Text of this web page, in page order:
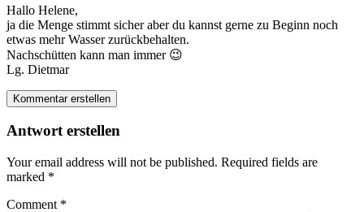
Hallo Helene,
ja die Menge stimmt sicher aber du kannst gerne zu Beginn noch
etwas mehr Wasser zurückbehalten.
Nachschütten kann man immer 😉
Lg. Dietmar
Kommentar erstellen
Antwort erstellen
Your email address will not be published. Required fields are
marked *
Comment *